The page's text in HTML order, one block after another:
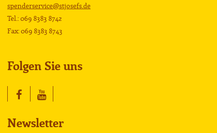
spenderservice@stjosefs.de
Tel.: 069 8383 8742
Fax: 069 8383 8743
Folgen Sie uns
Newsletter